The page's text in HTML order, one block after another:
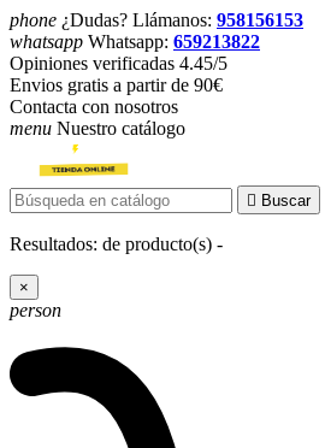
phone ¿Dudas? Llámanos: 958156153
whatsapp Whatsapp: 659213822
Opiniones verificadas 4.45/5
Envios gratis a partir de 90€
Contacta con nosotros
menu Nuestro catálogo
 Buscar
Resultados: de producto(s) -
×
person